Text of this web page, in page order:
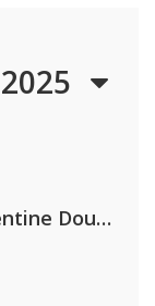
Calvin Harris & Clementine Douglas